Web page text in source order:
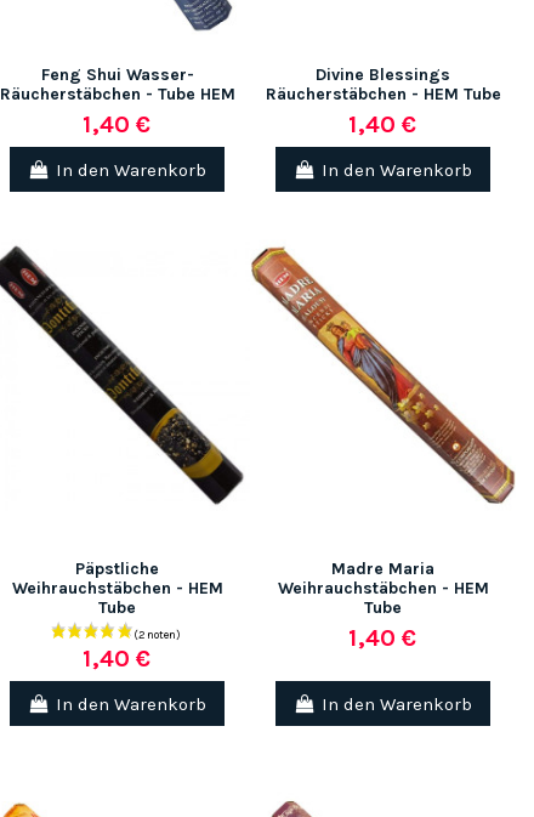
Feng Shui Wasser-
Räucherstäbchen - Tube HEM
1,40 €
In den Warenkorb
Divine Blessings
Räucherstäbchen - HEM Tube
1,40 €
In den Warenkorb
Päpstliche
Weihrauchstäbchen - HEM
Tube
1,40 €
In den Warenkorb
Madre Maria
Weihrauchstäbchen - HEM
Tube
1,40 €
In den Warenkorb